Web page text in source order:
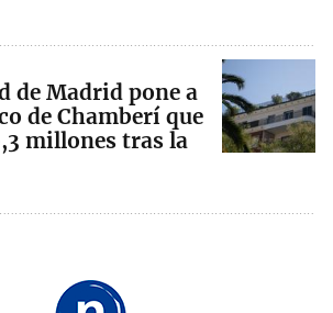
de Madrid pone a
de Chamberí que
millones tras la